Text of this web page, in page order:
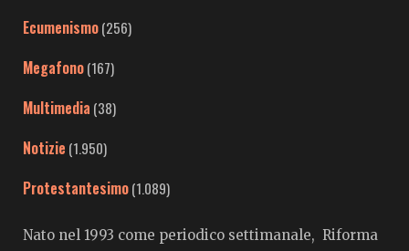
Ecumenismo(256)
Megafono(167)
Multimedia (38)
Notizie (1.950)
Protestantesimo(1.089)
Nato nel 1993 come periodico settimanale, Riforma